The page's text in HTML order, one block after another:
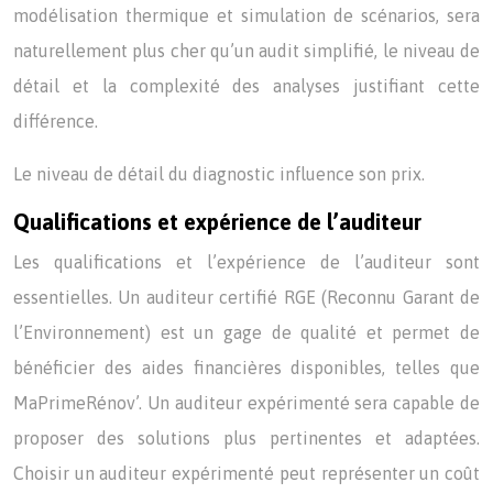
modélisation thermique et simulation de scénarios, sera
naturellement plus cher qu’un audit simplifié, le niveau de
détail et la complexité des analyses justifiant cette
différence.
Le niveau de détail du diagnostic influence son prix.
Qualifications et expérience de l’auditeur
Les qualifications et l’expérience de l’auditeur sont
essentielles. Un auditeur certifié RGE (Reconnu Garant de
l’Environnement) est un gage de qualité et permet de
bénéficier des aides financières disponibles, telles que
MaPrimeRénov’. Un auditeur expérimenté sera capable de
proposer des solutions plus pertinentes et adaptées.
Choisir un auditeur expérimenté peut représenter un coût